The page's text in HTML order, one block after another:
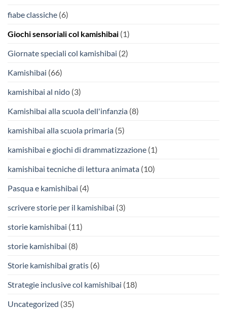
fiabe classiche (6)
Giochi sensoriali col kamishibai (1)
Giornate speciali col kamishibai (2)
Kamishibai (66)
kamishibai al nido (3)
Kamishibai alla scuola dell'infanzia (8)
kamishibai alla scuola primaria (5)
kamishibai e giochi di drammatizzazione (1)
kamishibai tecniche di lettura animata (10)
Pasqua e kamishibai (4)
scrivere storie per il kamishibai (3)
storie kamishibai (11)
storie kamishibai (8)
Storie kamishibai gratis (6)
Strategie inclusive col kamishibai (18)
Uncategorized (35)